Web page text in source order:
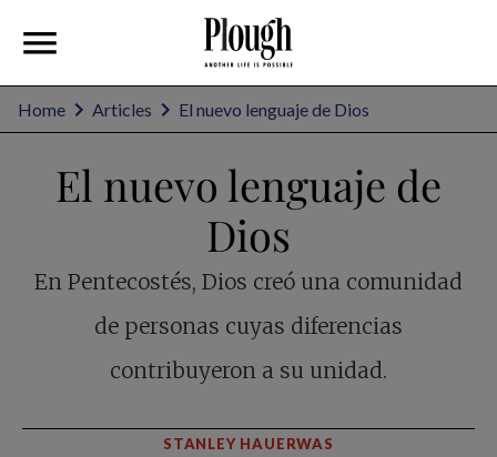
Home Articles El nuevo lenguaje de Dios
El nuevo lenguaje de
Dios
En Pentecostés, Dios creó una comunidad
de personas cuyas diferencias
contribuyeron a su unidad.
STANLEY HAUERWAS